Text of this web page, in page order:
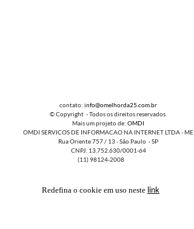
contato: info@omelhorda25.com.br
© Copyright - Todos os direitos reservados.
Mais um projeto de: OMDI
OMDI SERVICOS DE INFORMACAO NA INTERNET LTDA - ME
Rua Oriente 757 / 13 - São Paulo - SP
CNPJ: 13.752.630/0001-64
(11) 98124-2008
Redefina o cookie em uso neste link